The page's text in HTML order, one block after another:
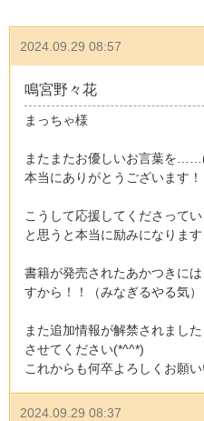
2024.09.29 08:57
鳴宮野々花
まっちゃ様
またまたお優しいお言葉を
本当にありがとうございます！
こうして応援してくださって
と思うと本当に励みになります
書籍が発売されたあかつきに
すから！！（みなぎるやる気）
また追加情報が解禁されまし
させてください(*^^*)
これからも何卒よろしくお願い
2024.09.29 08:37